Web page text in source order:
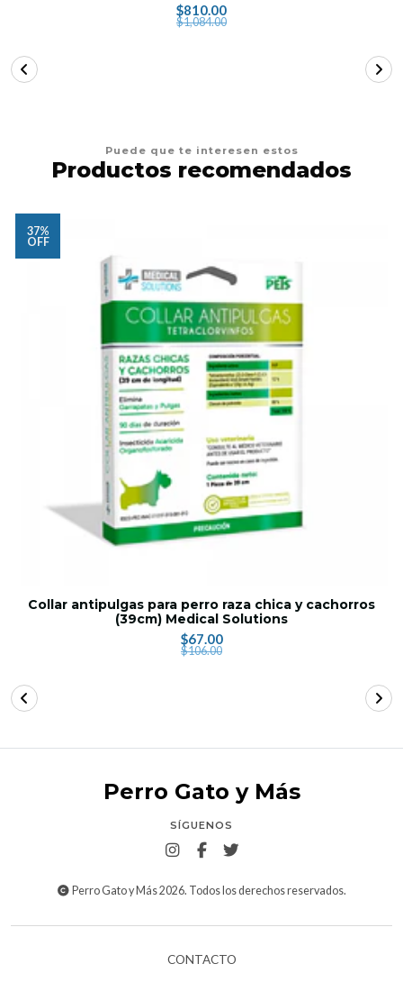
$810.00
$1,084.00
Puede que te interesen estos
Productos recomendados
37%
OFF
Collar antipulgas para perro raza chica y cachorros
(39cm) Medical Solutions
$67.00
$106.00
Perro Gato y Más
SÍGUENOS
Perro Gato y Más 2026. Todos los derechos reservados.
CONTACTO